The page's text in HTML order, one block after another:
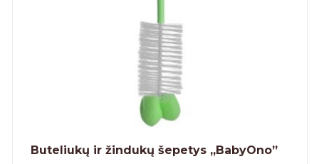
Buteliukų ir žindukų šepetys „BabyOno”